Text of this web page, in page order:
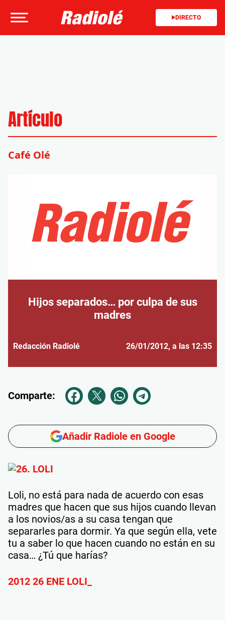
DIRECTO
Artículo
Café Olé
Hijos separados… por culpa de sus
madres
Redacción Radiolé 26/01/2012, a las 12:35
Comparte:
Añadir Radiole en Google
Loli, no está para nada de acuerdo con esas
madres que hacen que sus hijos cuando llevan
a los novios/as a su casa tengan que
separarles para dormir. Ya que según ella, vete
tu a saber lo que hacen cuando no están en su
casa… ¿Tú que harías?
2012 26 ENE LOLI_